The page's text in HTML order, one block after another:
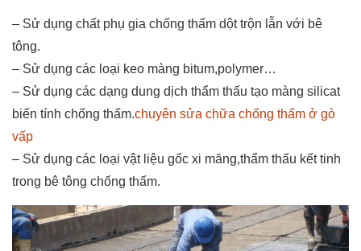
– Sử dụng chất phụ gia chống thấm dột trộn lẫn với bê
tông.
– Sử dụng các loại keo màng bitum,polymer…
– Sử dụng các dạng dung dịch thẩm thấu tạo màng silicat
biến tính chống thấm.chuyên sửa chữa chống thấm ở gò
vấp
– Sử dụng các loại vật liệu gốc xi măng,thẩm thấu kết tinh
trong bê tông chống thấm.